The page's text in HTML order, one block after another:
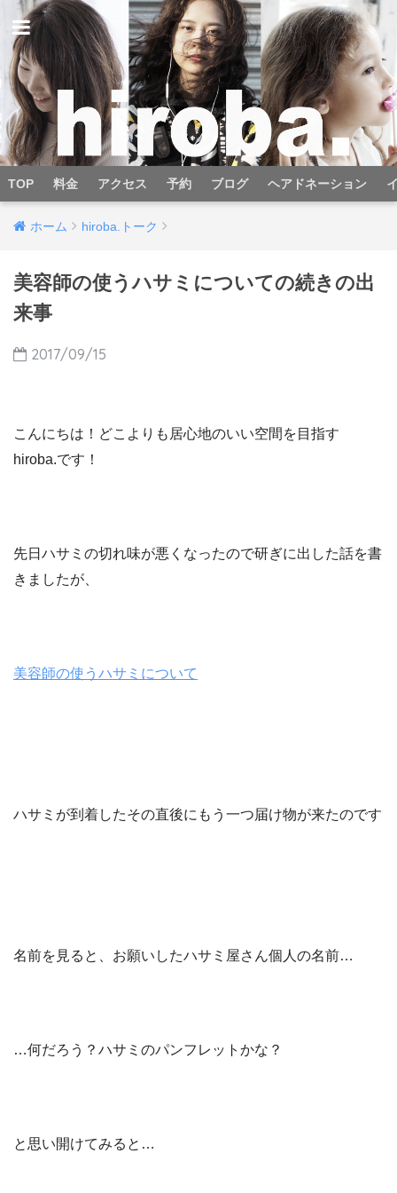
TOP 料金 アクセス 予約 ブログ ヘアドネーション
ホーム hiroba.トーク
美容師の使うハサミについての続きの出
来事
2017/09/15
こんにちは！どこよりも居心地のいい空間を目指す
hiroba.です！
先日ハサミの切れ味が悪くなったので研ぎに出した話を書
きましたが、
美容師の使うハサミについて
ハサミが到着したその直後にもう一つ届け物が来たのです
名前を見ると、お願いしたハサミ屋さん個人の名前…
…何だろう？ハサミのパンフレットかな？
と思い開けてみると…